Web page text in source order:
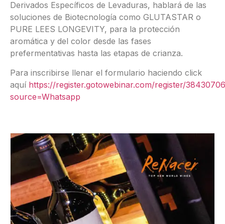
Derivados Específicos de Levaduras, hablará de las
soluciones de Biotecnología como GLUTASTAR o
PURE LEES LONGEVITY, para la protección
aromática y del color desde las fases
prefermentativas hasta las etapas de crianza.
Para inscribirse llenar el formulario haciendo click
aquí https://register.gotowebinar.com/register/
source=Whatsapp